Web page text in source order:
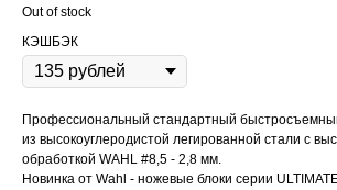
Out of stock
КЭШБЭК
Профессиональный стандартный
из высокоуглеродистой легированной стали с
обработкой WAHL #8,5 - 2,8 мм.
Новинка от Wahl - ножевые блоки серии